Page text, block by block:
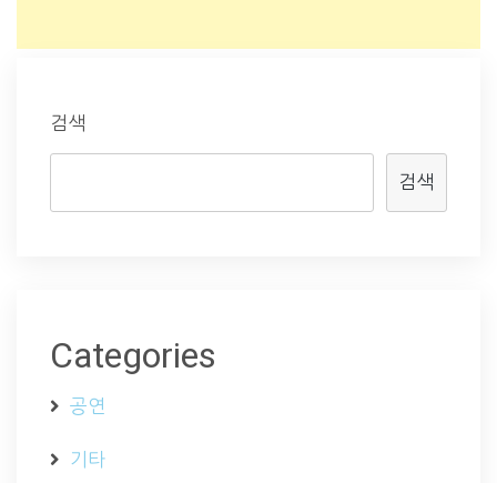
검색
검색
Categories
공연
기타